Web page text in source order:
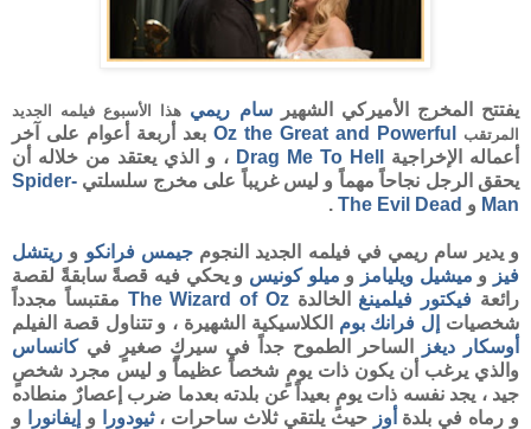
يفتتح المخرج الأميركي الشهيرسام ريمي هذا الأسبوع فيلمه الجديد
المرتقب
Oz the Great and Powerful بعد أربعة أعوام على آخر
أعماله الإخراجية
Drag Me To Hell ، و الذي يعتقد من خلاله أن
يحقق الرجل نجاحاً مهماً و ليس غريباً على مخرج سلسلتي Spider-
Man و The Evil Dead
.
و يدير سام ريمي في فيلمه الجديد النجومجيمس فرانكو و ريتشل
فيز
و ميشيل ويليامز و ميلو كونيس و يحكي فيه قصةً سابقةً لقصة
رائعة فيكتور فيلمينغ الخالدةThe Wizard of Oz مقتبساً مجدداً
شخصيات
إل فرانك بوم الكلاسيكية الشهيرة ، و تتناول قصة الفيلم
أوسكار ديغز
الساحر الطموح جداً في سيركٍ صغيرٍ فيكانساس
والذي يرغب أن يكون ذات يومٍ شخصاً عظيماً و ليس مجرد شخصٍ
جيد ، يجد نفسه ذات يومٍ بعيداً عن بلدته بعدما ضرب إعصارٌ منطاده
و رماه في بلدة أوز حيث يلتقي ثلاث ساحرات ،ثيودورا و إيفانورا
و